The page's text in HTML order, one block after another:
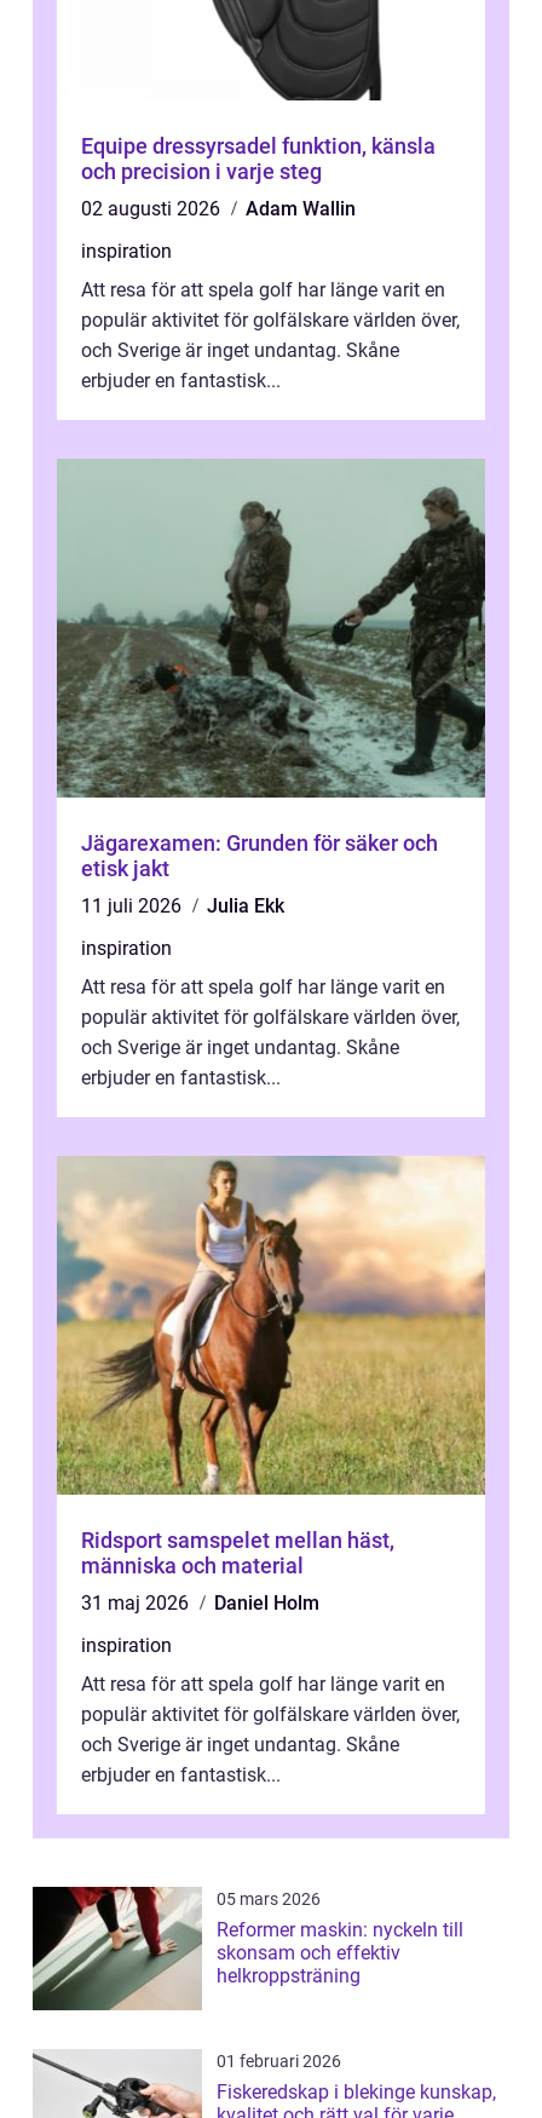
Equipe dressyrsadel funktion, känsla
och precision i varje steg
02 augusti 2026
Adam Wallin
inspiration
Att resa för att spela golf har länge varit en
populär aktivitet för golfälskare världen över,
och Sverige är inget undantag. Skåne
erbjuder en fantastisk...
Jägarexamen: Grunden för säker och
etisk jakt
11 juli 2026
Julia Ekk
inspiration
Att resa för att spela golf har länge varit en
populär aktivitet för golfälskare världen över,
och Sverige är inget undantag. Skåne
erbjuder en fantastisk...
Ridsport samspelet mellan häst,
människa och material
31 maj 2026
Daniel Holm
inspiration
Att resa för att spela golf har länge varit en
populär aktivitet för golfälskare världen över,
och Sverige är inget undantag. Skåne
erbjuder en fantastisk...
05 mars 2026
Reformer maskin: nyckeln till
skonsam och effektiv
helkroppsträning
01 februari 2026
Fiskeredskap i blekinge kunskap,